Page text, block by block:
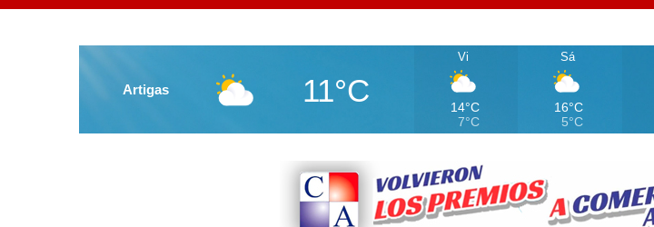
Artigas 11°C
Vi
14°C
7°C
Sá
16°C
5°C